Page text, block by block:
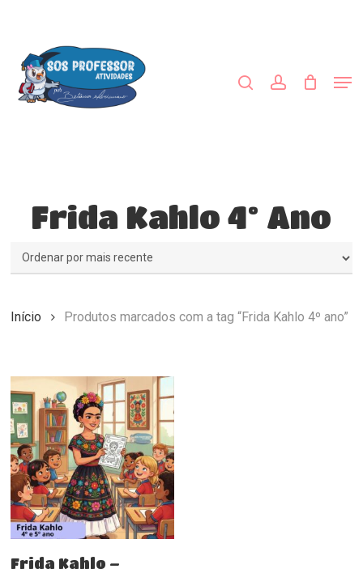
content
Frida Kahlo 4º Ano
Início Produtos marcados com a tag “Frida Kahlo 4º ano”
Comprar
Frida Kahlo –